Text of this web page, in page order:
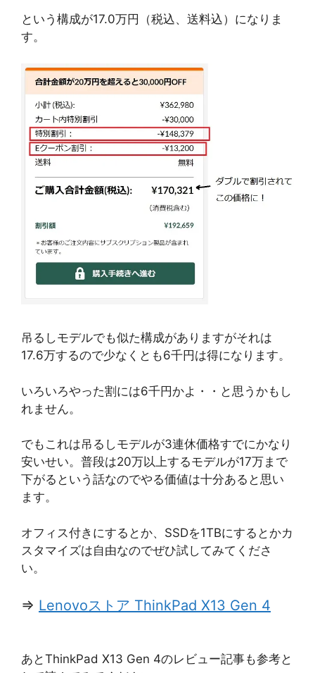
という構成が17.0万円（税込、送料込）になりま
す。
吊るしモデルでも似た構成がありますがそれは
17.6万するので少なくとも6千円は得になります。
いろいろやった割には6千円かよ・・と思うかもし
れません。
でもこれは吊るしモデルが3連休価格すでにかなり
安いせい。普段は20万以上するモデルが17万まで
下がるという話なのでやる価値は十分あると思い
ます。
オフィス付きにするとか、SSDを1TBにするとかカ
スタマイズは自由なのでぜひ試してみてくださ
い。
⇒ Lenovoストア ThinkPad X13 Gen 4
あとThinkPad X13 Gen 4のレビュー記事も参考と